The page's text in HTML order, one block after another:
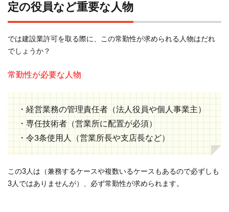
は常
めら
れる
令3条
は常
勤性
が求
めら
れる
3
常識
定の役員など重要な人物
では建設業許可を取る際に、この常勤性が求められる人物はだれ
でしょうか？
常勤性が必要な人物
・経営業務の管理責任者（法人役員や個人事業主）
・専任技術者（営業所に配置が必須）
・令3条使用人（営業所長や支店長など）
この3人は（兼務するケースや複数いるケースもあるので必ずしも
3人ではありませんが）、必ず常勤性が求められます。